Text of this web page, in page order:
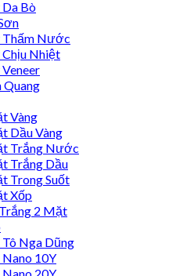
Bò
Thấm Nước
Chịu Nhiệt
Quang
Vàng
Dầu Vàng
Trắng Nước
Trắng Dầu
Trong Suốt
Xốp
2 Mặt
Nga Dũng
10Y